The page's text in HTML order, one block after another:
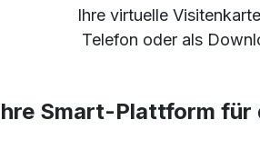
Ihre virtuelle
Telefon oder als
Smart-Plattform